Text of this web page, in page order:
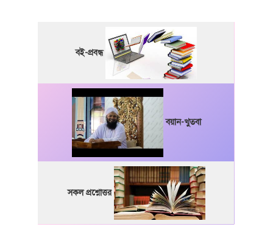
বই-প্রবন্ধ
বয়ান-খুতবা
সকল প্রশ্নোত্তর